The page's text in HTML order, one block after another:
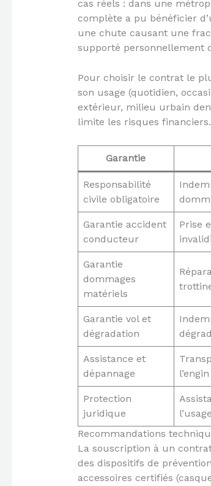
cas réels : dans une
complète a pu bénéficier
une chute causant une
supporté personnellement
Pour choisir le contrat le
son usage (quotidien,
extérieur, milieu urbain
limite les risques financiers.
Garantie
Responsabilité
civile obligatoire
Garantie accident
conducteur
Prise
Garantie
dommages
matériels
Garantie vol et
dégradation
Assistance et
dépannage
Protection
juridique
Recommandations
La souscription à un
des dispositifs de
accessoires certifiés